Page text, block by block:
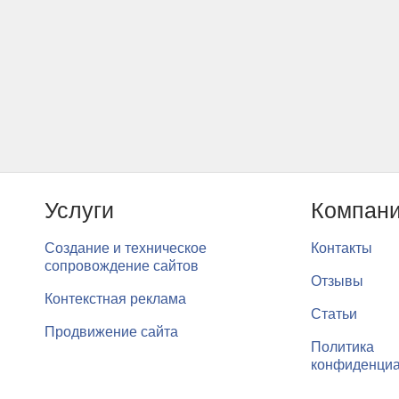
Услуги
Создание и техническое
сопровождение сайтов
Контекстная реклама
Продвижение сайта
Контакты
Отзывы
Статьи
Политика